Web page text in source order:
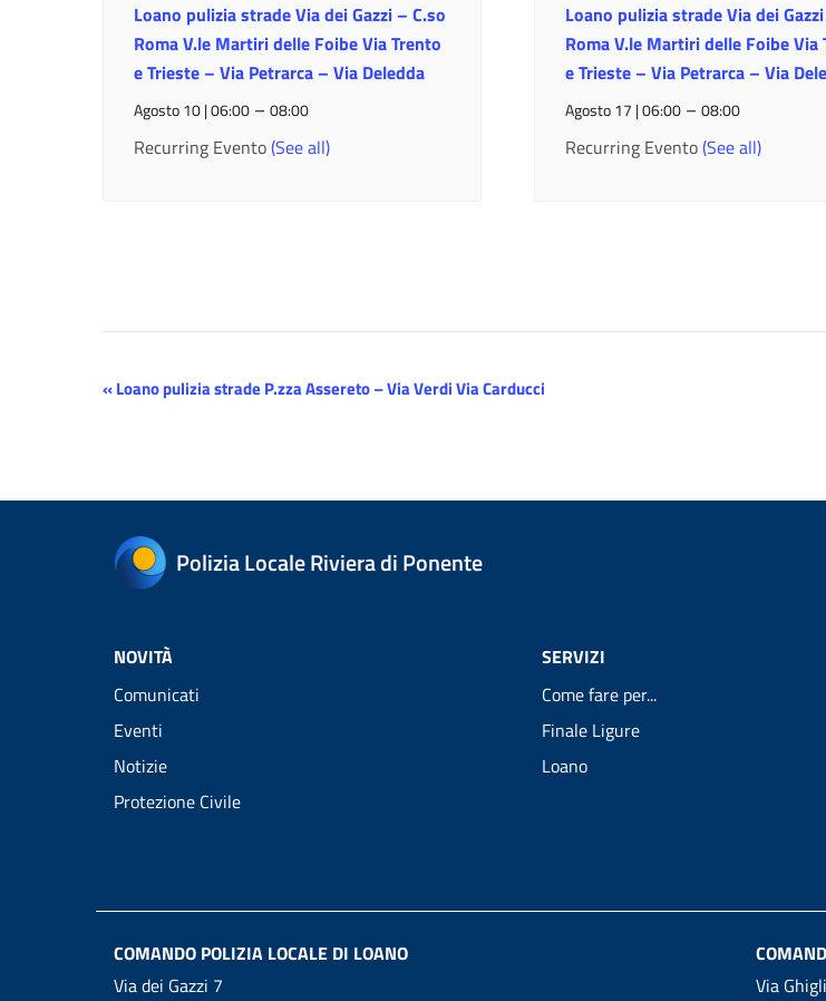
Loano pulizia strade Via dei Gazzi – C.so
Roma V.le Martiri delle Foibe Via Trento
e Trieste – Via Petrarca – Via Deledda
Agosto 10 | 06:00 –08:00
Recurring Evento(See all)
Loano pulizia strade Via dei
Roma V.le Martiri delle Foibe Via
e Trieste – Via Petrarca – Via
Agosto 17 | 06:00– 08:00
Recurring Evento(See all)
Evento
«Loano pulizia strade P.zza Assereto – Via Verdi Via Carducci
Polizia Locale Riviera di Ponente
NOVITÀ
Comunicati
Eventi
Notizie
Protezione Civile
SERVIZI
Come fare per...
Finale Ligure
Loano
COMANDO POLIZIA LOCALE DI LOANO
Via dei Gazzi 7
Via